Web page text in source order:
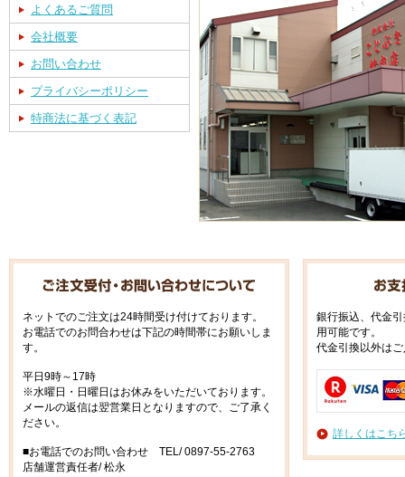
よくあるご質問
会社概要
お問い合わせ
プライバシーポリシー
特商法に基づく表記
ネットでのご注文は24時間受け付けております。
お電話でのお問合わせは下記の時間帯にお願いしま
す。
平日9時～17時
※水曜日・日曜日はお休みをいただいております。
メールの返信は翌営業日となりますので、ご了承く
ださい。
■お電話でのお問い合わせ TEL/ 0897-55-2763
店舗運営責任者/ 松永
銀行振込、代金
用可能です。
代金引換以外は
詳しくはこち